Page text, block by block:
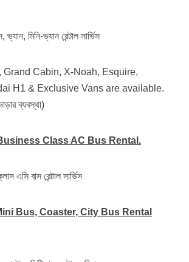
ভ্যান, মিনি-ভ্যান রেন্টাল সার্ভিস
Grand Cabin, X-Noah, Esquire,
H1 & Exclusive Vans are available.
ব্যবস্থা)
Class AC Bus Rental.
এসি বাস রেন্টাল সার্ভিস
Bus, Coaster, City Bus Rental